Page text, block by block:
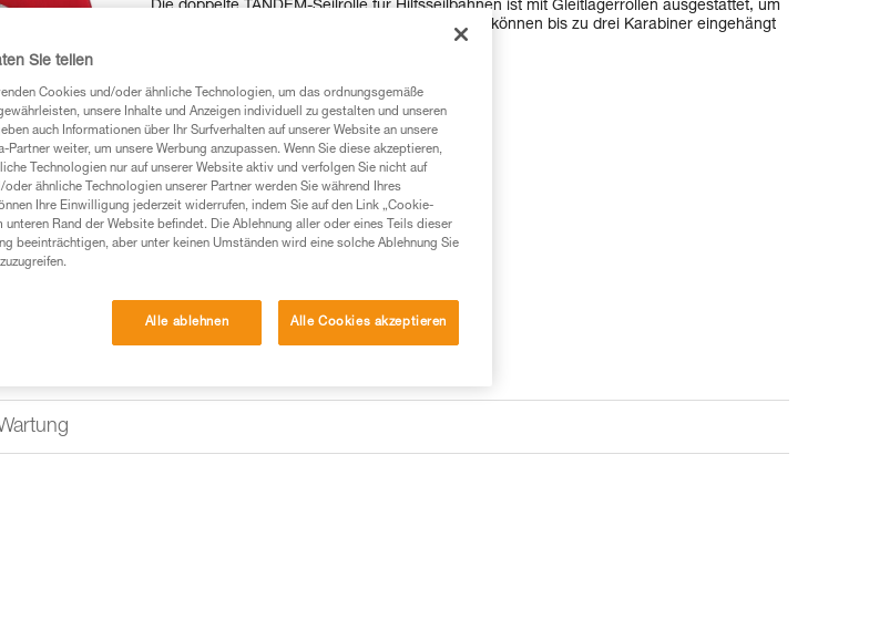
Die doppelte TANDEM-Seilrolle für Hilfsseilbahnen ist mit Gleitlagerrollen ausgestattet, um
einen guten Wirkungsgrad zu gewährleisten. Es können bis zu drei Karabiner eingehängt
Einen Händler finden
Sie teilen
Cookies und/oder ähnliche Technologien, um das ordnungsgemäße
unsere Inhalte und Anzeigen individuell zu gestalten und unseren
auch Informationen über Ihr Surfverhalten auf unserer Website an unsere
weiter, um unsere Werbung anzupassen. Wenn Sie diese akzeptieren,
Technologien nur auf unserer Website aktiv und verfolgen Sie nicht auf
ähnliche Technologien unserer Partner werden Sie während Ihres
Ihre Einwilligung jederzeit widerrufen, indem Sie auf den Link „Cookie-
unteren Rand der Website befindet. Die Ablehnung aller oder eines Teils dieser
beeinträchtigen, aber unter keinen Umständen wird eine solche Ablehnung Sie
Alle ablehnen Alle Cookies akzeptieren